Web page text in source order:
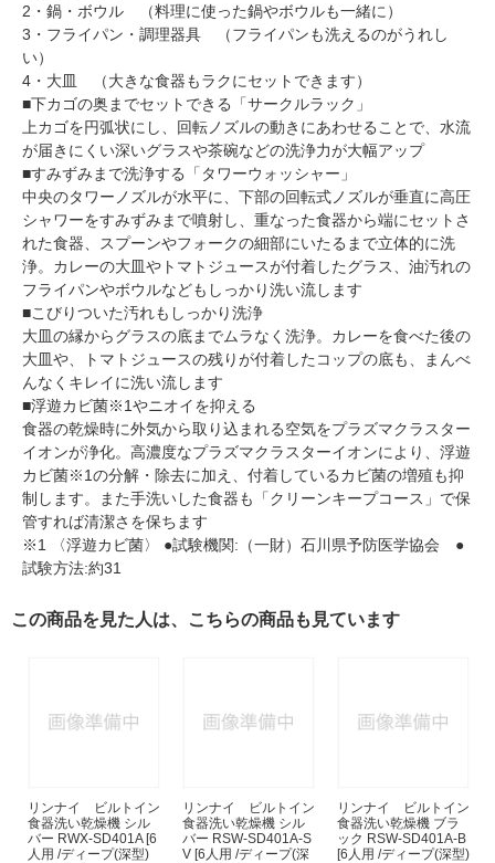
2・鍋・ボウル （料理に使った鍋やボウルも一緒に）
3・フライパン・調理器具 （フライパンも洗えるのがうれし
い）
4・大皿 （大きな食器もラクにセットできます）
■下カゴの奥までセットできる「サークルラック」
上カゴを円弧状にし、回転ノズルの動きにあわせることで、水流
が届きにくい深いグラスや茶碗などの洗浄力が大幅アップ
■すみずみまで洗浄する「タワーウォッシャー」
中央のタワーノズルが水平に、下部の回転式ノズルが垂直に高圧
シャワーをすみずみまで噴射し、重なった食器から端にセットさ
れた食器、スプーンやフォークの細部にいたるまで立体的に洗
浄。カレーの大皿やトマトジュースが付着したグラス、油汚れの
フライパンやボウルなどもしっかり洗い流します
■こびりついた汚れもしっかり洗浄
大皿の縁からグラスの底までムラなく洗浄。カレーを食べた後の
大皿や、トマトジュースの残りが付着したコップの底も、まんべ
んなくキレイに洗い流します
■浮遊カビ菌※1やニオイを抑える
食器の乾燥時に外気から取り込まれる空気をプラズマクラスター
イオンが浄化。高濃度なプラズマクラスターイオンにより、浮遊
カビ菌※1の分解・除去に加え、付着しているカビ菌の増殖も抑
制します。また手洗いした食器も「クリーンキープコース」で保
管すれば清潔さを保ちます
※1 〈浮遊カビ菌〉 ●試験機関:（一財）石川県予防医学協会 ●
試験方法:約31
この商品を見た人は、こちらの商品も見ています
リンナイ ビルトイン
食器洗い乾燥機 シル
バー RWX-SD401A [6
人用 /ディープ(深型)
リンナイ ビルトイン
食器洗い乾燥機 シル
バー RSW-SD401A-S
V [6人用 /ディープ(深
リンナイ ビルトイン
食器洗い乾燥機 ブラ
ック RSW-SD401A-B
[6人用 /ディープ(深型)